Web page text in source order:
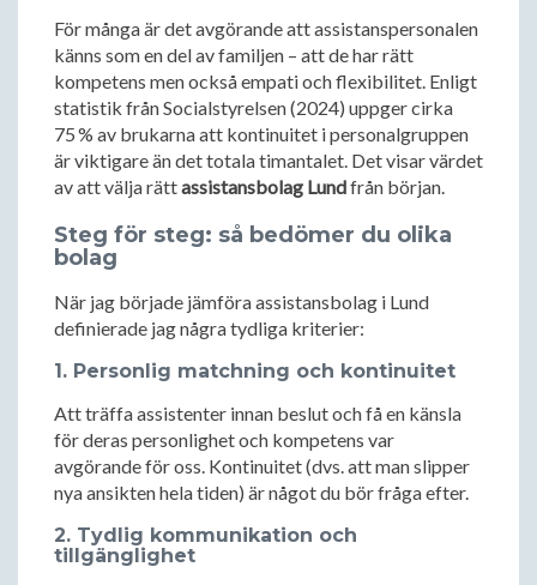
För många är det avgörande att assistanspersonalen
känns som en del av familjen – att de har rätt
kompetens men också empati och flexibilitet. Enligt
statistik från Socialstyrelsen (2024) uppger cirka
75 % av brukarna att kontinuitet i personalgruppen
är viktigare än det totala timantalet. Det visar värdet
av att välja rättassistansbolag Lundfrån början.
Steg för steg: så bedömer du olika
bolag
När jag började jämföra assistansbolag i Lund
definierade jag några tydliga kriterier:
1. Personlig matchning och kontinuitet
Att träffa assistenter innan beslut och få en känsla
för deras personlighet och kompetens var
avgörande för oss. Kontinuitet (dvs. att man slipper
nya ansikten hela tiden) är något du bör fråga efter.
2. Tydlig kommunikation och
tillgänglighet